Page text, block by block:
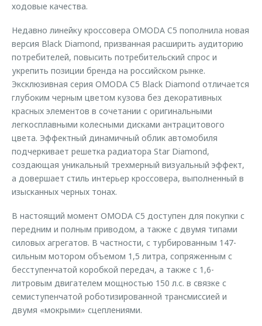
ходовые качества.
Недавно линейку кроссовера OMODA C5 пополнила новая
версия Black Diamond, призванная расширить аудиторию
потребителей, повысить потребительский спрос и
укрепить позиции бренда на российском рынке.
Эксклюзивная серия OMODA C5 Black Diamond отличается
глубоким черным цветом кузова без декоративных
красных элементов в сочетании с оригинальными
легкосплавными колесными дисками антрацитового
цвета. Эффектный динамичный облик автомобиля
подчеркивает решетка радиатора Star Diamond,
создающая уникальный трехмерный визуальный эффект,
а довершает стиль интерьер кроссовера, выполненный в
изысканных черных тонах.
В настоящий момент OMODA C5 доступен для покупки с
передним и полным приводом, а также с двумя типами
силовых агрегатов. В частности, c турбированным 147-
сильным мотором объемом 1,5 литра, сопряженным с
бесступенчатой коробкой передач, а также c 1,6-
литровым двигателем мощностью 150 л.с. в связке с
семиступенчатой роботизированной трансмиссией и
двумя «мокрыми» сцеплениями.